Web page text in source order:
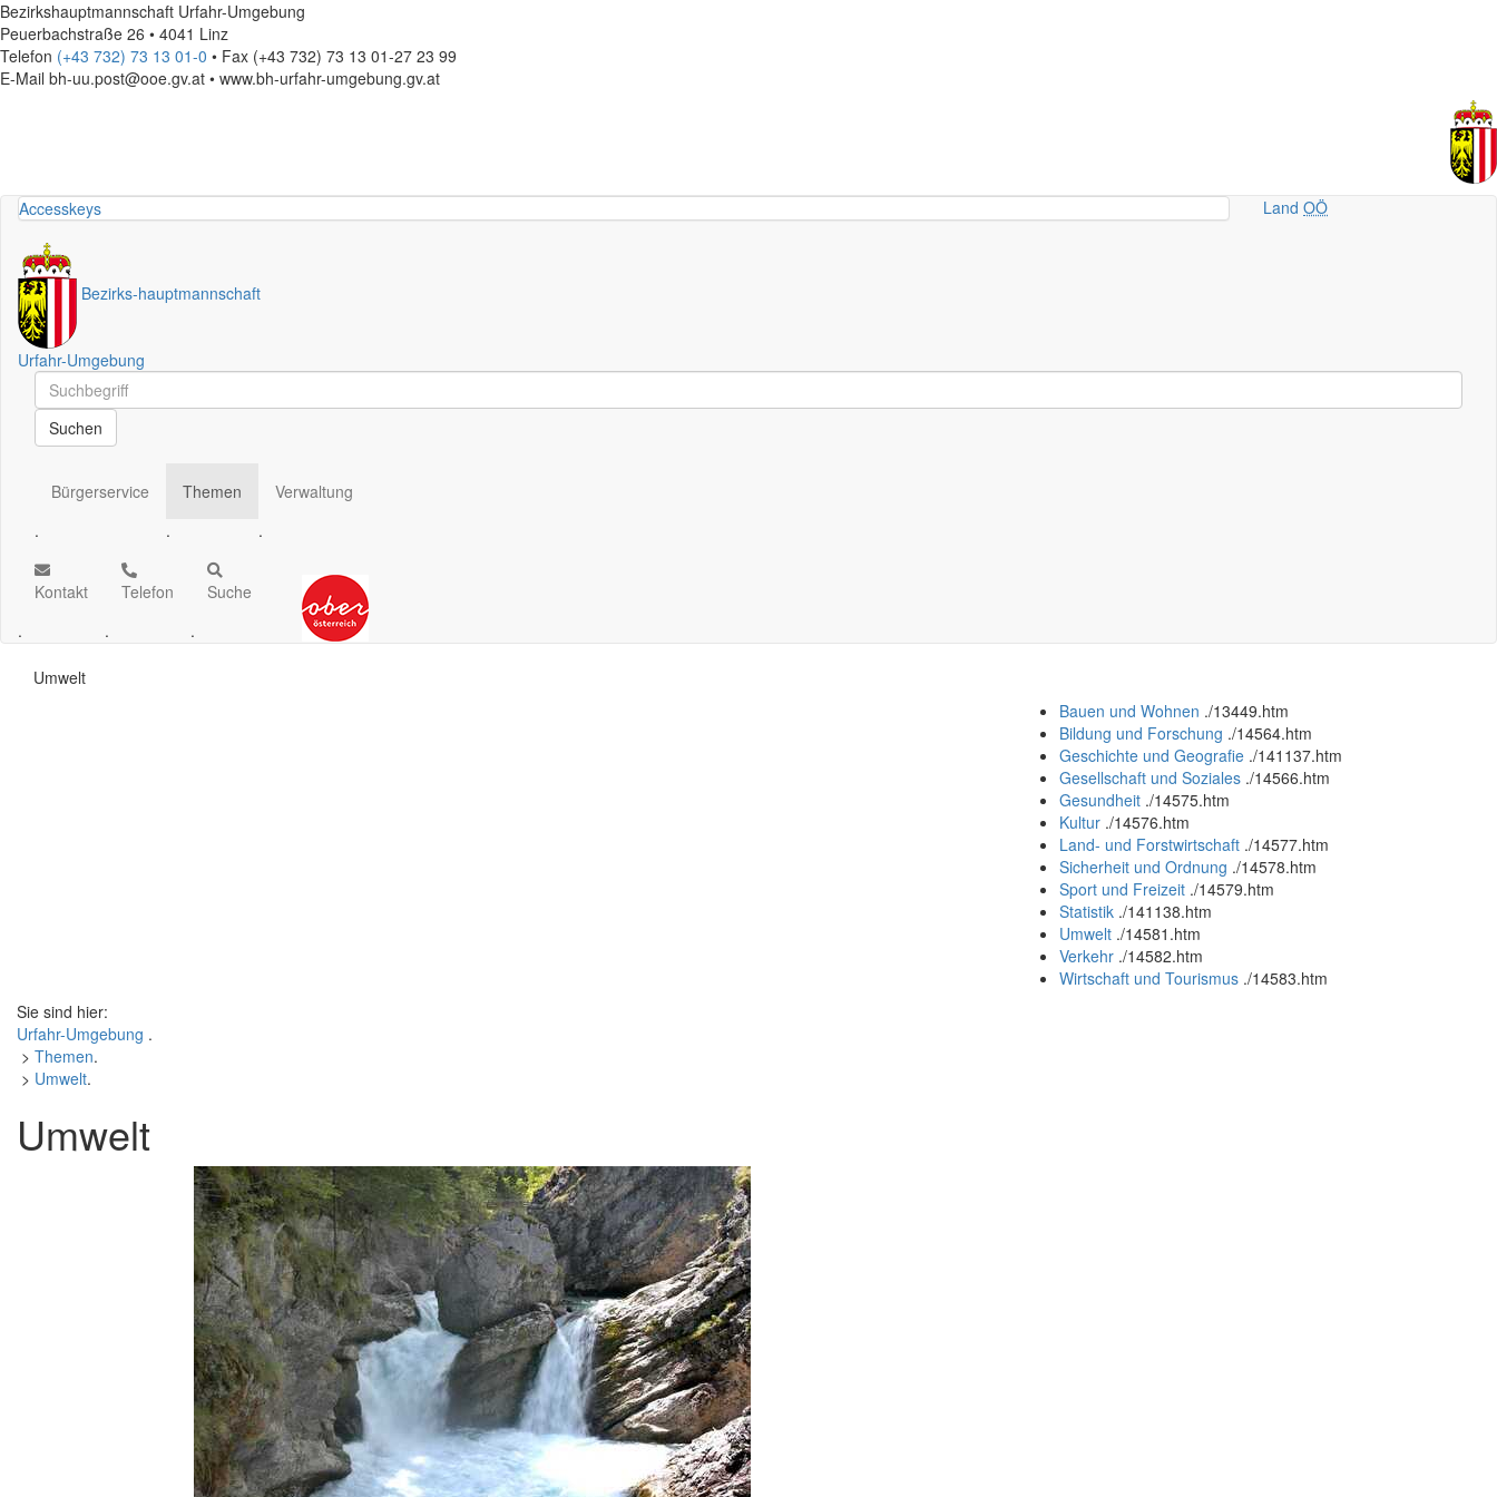
Bezirkshauptmannschaft Urfahr-Umgebung
Peuerbachstraße 26 • 4041 Linz
Telefon (+43 732) 73 13 01-0 • Fax (+43 732) 73 13 01-27 23 99
E-Mail bh-uu.post@ooe.gv.at • www.bh-urfahr-umgebung.gv.at
Accesskeys LandOÖ
Bezirks-hauptmannschaft
Urfahr-Umgebung
Schnellsuche
Schnellsuche
Suchen
Bürgerservice
.
Themen
.
Verwaltung
.
Kontakt
.
Telefon
.
Suche
.
Umwelt
Bauen und Wohnen ./13449.htm
Bildung und Forschung ./14564.htm
Geschichte und Geografie ./141137.htm
Gesellschaft und Soziales ./14566.htm
Gesundheit ./14575.htm
Kultur ./14576.htm
Land- und Forstwirtschaft ./14577.htm
Sicherheit und Ordnung ./14578.htm
Sport und Freizeit ./14579.htm
Statistik ./141138.htm
Umwelt ./14581.htm
Verkehr ./14582.htm
Wirtschaft und Tourismus ./14583.htm
Sie sind hier:
Urfahr-Umgebung .
> Themen.
> Umwelt.
Umwelt